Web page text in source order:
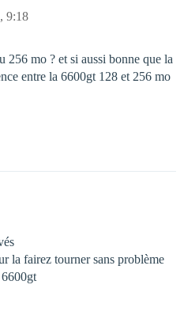
9:18
256 mo ? et si aussi bonne que la
entre la 6600gt 128 et 256 mo
la fairez tourner sans problème
6600gt